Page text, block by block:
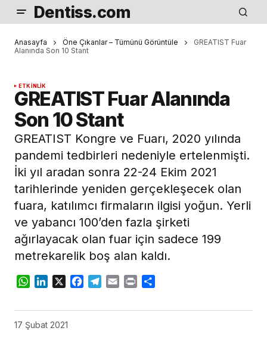
Dentiss.com
Anasayfa Öne Çıkanlar – Tümünü Görüntüle
GREATIST Fuar
Alanında Son 10 Stant
ETKINLIK
GREATIST Fuar Alanında
Son 10 Stant
GREATIST Kongre ve Fuarı, 2020 yılında
pandemi tedbirleri nedeniyle ertelenmişti.
İki yıl aradan sonra 22-24 Ekim 2021
tarihlerinde yeniden gerçekleşecek olan
fuara, katılımcı firmaların ilgisi yoğun. Yerli
ve yabancı 100’den fazla şirketi
ağırlayacak olan fuar için sadece 199
metrekarelik boş alan kaldı.
WhatsApp
LinkedIn
X Facebook
Telegram
Email Print
17 Şubat 2021